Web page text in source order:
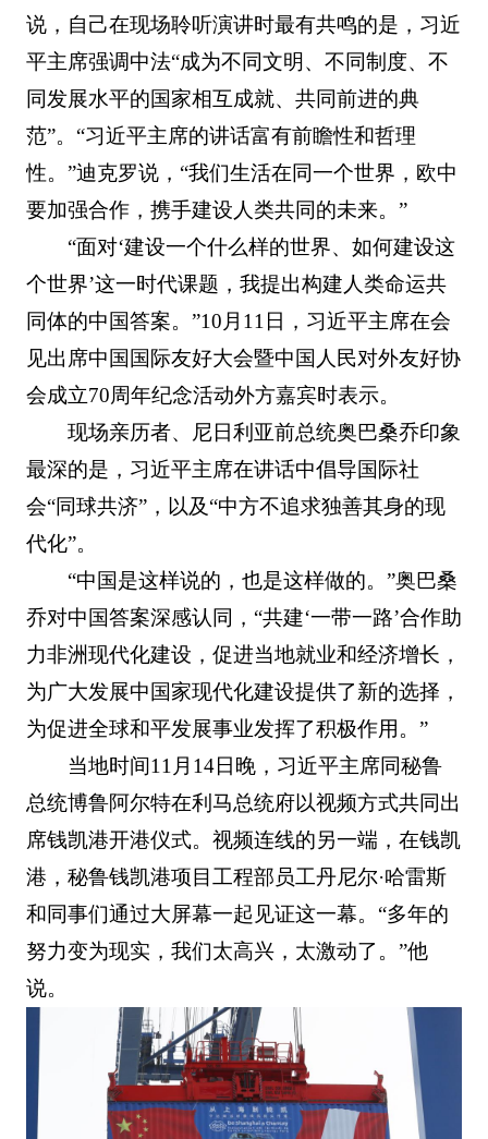
说，自己在现场聆听演讲时最有共鸣的是，习近
平主席强调中法“成为不同文明、不同制度、不
同发展水平的国家相互成就、共同前进的典
范”。“习近平主席的讲话富有前瞻性和哲理
性。”迪克罗说，“我们生活在同一个世界，欧中
要加强合作，携手建设人类共同的未来。”
“面对‘建设一个什么样的世界、如何建设这
个世界’这一时代课题，我提出构建人类命运共
同体的中国答案。”10月11日，习近平主席在会
见出席中国国际友好大会暨中国人民对外友好协
会成立70周年纪念活动外方嘉宾时表示。
现场亲历者、尼日利亚前总统奥巴桑乔印象
最深的是，习近平主席在讲话中倡导国际社
会“同球共济”，以及“中方不追求独善其身的现
代化”。
“中国是这样说的，也是这样做的。”奥巴桑
乔对中国答案深感认同，“共建‘一带一路’合作助
力非洲现代化建设，促进当地就业和经济增长，
为广大发展中国家现代化建设提供了新的选择，
为促进全球和平发展事业发挥了积极作用。”
当地时间11月14日晚，习近平主席同秘鲁
总统博鲁阿尔特在利马总统府以视频方式共同出
席钱凯港开港仪式。视频连线的另一端，在钱凯
港，秘鲁钱凯港项目工程部员工丹尼尔·哈雷斯
和同事们通过大屏幕一起见证这一幕。“多年的
努力变为现实，我们太高兴，太激动了。”他
说。